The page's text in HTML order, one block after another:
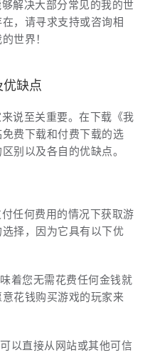
解决大部分常见的我的世
，请寻求支持或咨询相
世界！
缺点
说至关重要。在下载《我
费下载和付费下载的选
别以及各自的优缺点。
任何费用的情况下获取游
择，因为它具有以下优
着您无需花费任何金钱就
花钱购买游戏的玩家来
以直接从网站或其他可信